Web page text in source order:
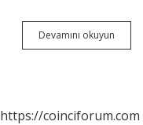
Devamını okuyun
Kaynak
https://coinciforum.com